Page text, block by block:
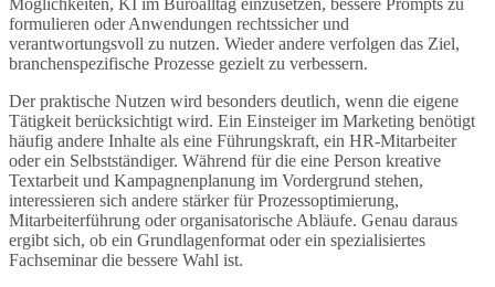
Möglichkeiten, KI im Büroalltag einzusetzen, bessere Prompts zu
formulieren oder Anwendungen rechtssicher und
verantwortungsvoll zu nutzen. Wieder andere verfolgen das Ziel,
branchenspezifische Prozesse gezielt zu verbessern.
Der praktische Nutzen wird besonders deutlich, wenn die eigene
Tätigkeit berücksichtigt wird. Ein Einsteiger im Marketing benötigt
häufig andere Inhalte als eine Führungskraft, ein HR-Mitarbeiter
oder ein Selbstständiger. Während für die eine Person kreative
Textarbeit und Kampagnenplanung im Vordergrund stehen,
interessieren sich andere stärker für Prozessoptimierung,
Mitarbeiterführung oder organisatorische Abläufe. Genau daraus
ergibt sich, ob ein Grundlagenformat oder ein spezialisiertes
Fachseminar die bessere Wahl ist.